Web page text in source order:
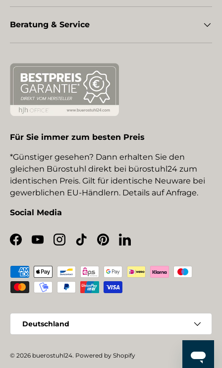
Beratung & Service
Für Sie immer zum besten Preis
*Günstiger gesehen? Dann erhalten Sie den
gleichen Bürostuhl direkt bei bürostuhl24 zum
identischen Preis. Gilt für identische Neuware bei
gewerblichen EU-Händlern. Details auf Anfrage.
Social Media
Facebook
YouTubeInstagram
TikTokPinterestLinkedIn
Zahlungsmethoden
Deutschland
© 2026 buerostuhl24. Powered by Shopify